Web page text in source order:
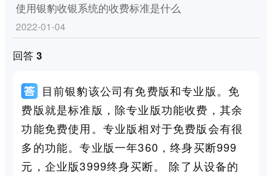
使用银豹收银系统的收费标准是什么
2022-01-04
回答 3
目前银豹该公司有免费版和专业版。免
费版就是标准版，除专业版功能收费，其余
功能免费使用。专业版相对于免费版会有很
多的功能。专业版一年360，终身买断999
元，企业版3999终身买断。 除了从设备的